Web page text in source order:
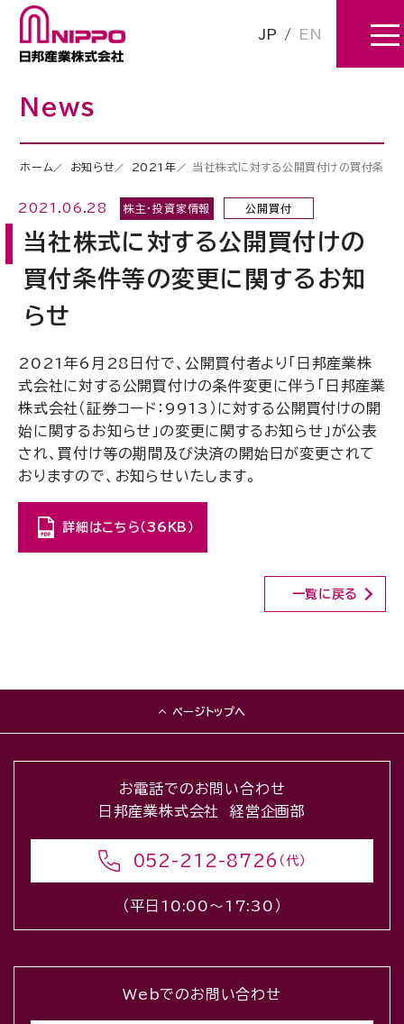
JP / EN
News
ホーム お知らせ 2021年 当社株式に対する公開買付けの買付条件
2021.06.28 株主・投資家情報 公開買付
当社株式に対する公開買付けの
買付条件等の変更に関するお知
らせ
2021年6月28日付で、公開買付者より「日邦産業株
式会社に対する公開買付けの条件変更に伴う「日邦産業
株式会社（証券コード：9913）に対する公開買付けの開
始に関するお知らせ」の変更に関するお知らせ」が公表
され、買付け等の期間及び決済の開始日が変更されて
おりますので、お知らせいたします。
詳細はこちら（36KB）
一覧に戻る
ページトップへ
お電話でのお問い合わせ
日邦産業株式会社 経営企画部
052-212-8726 （代）
（平日10:00〜17:30）
Webでのお問い合わせ